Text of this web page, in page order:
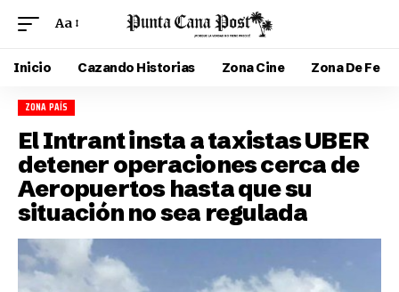
Aa
Inicio Cazando Historias Zona Cine Zona De Fe
ZONA PAÍS
El Intrant insta a taxistas UBER
detener operaciones cerca de
Aeropuertos hasta que su
situación no sea regulada